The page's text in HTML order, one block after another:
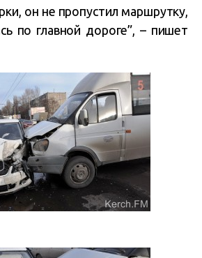
он не пропустил маршрутку,
по главной дороге”, – пишет